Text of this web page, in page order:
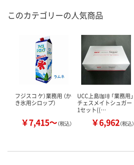
このカテゴリーの人気商品
フジスコ ケ）業務用 （か
き氷用シロップ）
￥7,415～（税込）
UCC上島珈琲 「業務用」
チェスメイトシュガー
1セット((…
￥6,962（税込）